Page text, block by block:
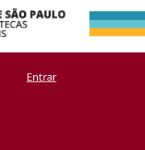
Entrar